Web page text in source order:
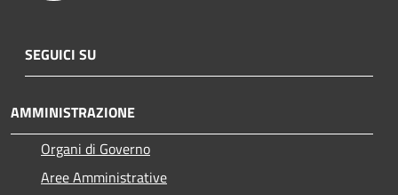
SEGUICI SU
AMMINISTRAZIONE
Organi di Governo
Aree Amministrative